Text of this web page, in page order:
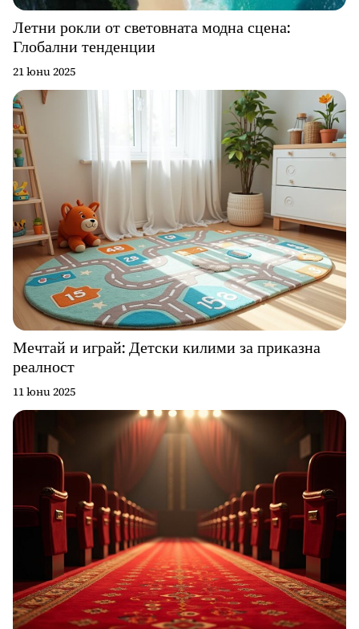
Летни рокли от световната модна сцена:
Глобални тенденции
21 юни 2025
Мечтай и играй: Детски килими за приказна
реалност
11 юни 2025